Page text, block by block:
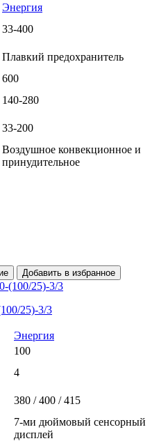
Энергия
33-400
Плавкий предохранитель
600
140-280
33-200
Воздушное конвекционное и
принудительное
Добавить в избранное
25)-3/3
Энергия
100
4
380 / 400 / 415
7-ми дюймовый сенсорный
дисплей